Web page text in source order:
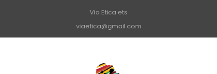
Via Etica ets
viaetica@gmail.com